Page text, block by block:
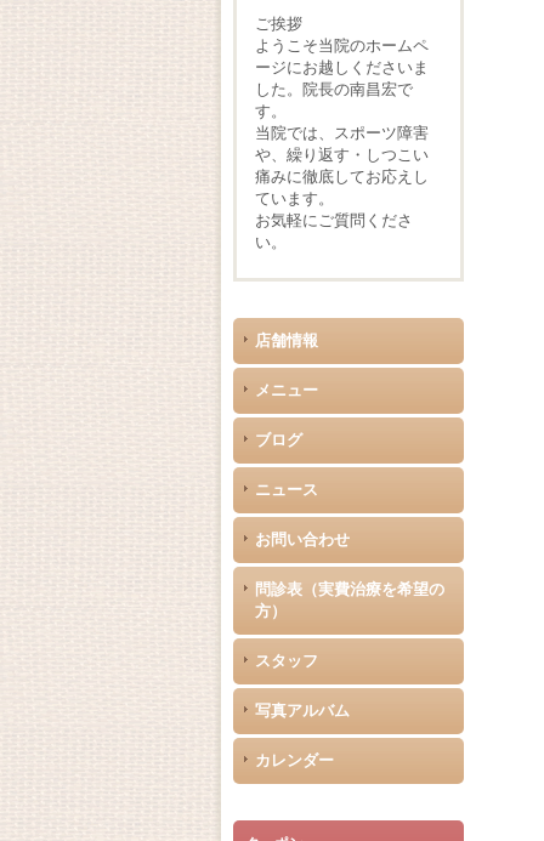
ご挨拶
ようこそ当院のホームペ
ージにお越しくださいま
した。院長の南昌宏で
す。
当院では、スポーツ障害
や、繰り返す・しつこい
痛みに徹底してお応えし
ています。
お気軽にご質問くださ
い。
店舗情報
メニュー
ブログ
ニュース
お問い合わせ
問診表（実費治療を希望の
方）
スタッフ
写真アルバム
カレンダー